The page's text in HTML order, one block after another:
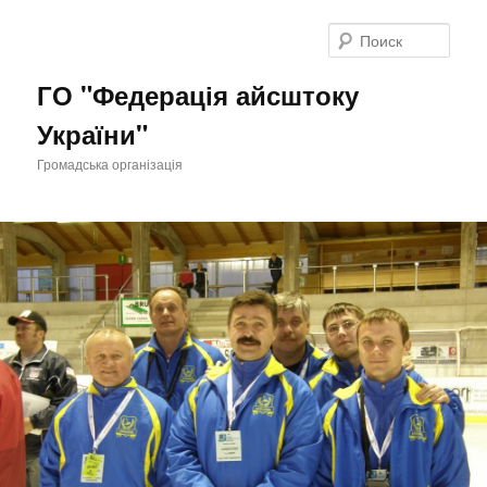
ГО "Федерація айсштоку
України"
Громадська організація